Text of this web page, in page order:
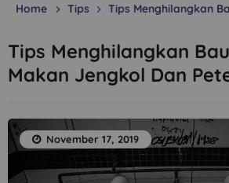
Home Tips Tips Menghilangkan Bau
Tips Menghilangkan
Makan Jengkol Dan
November 17, 2019